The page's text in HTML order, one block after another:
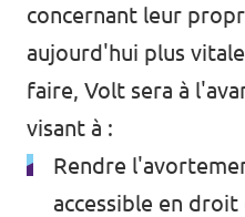
concernant leur
aujourd'hui plus
faire, Volt sera à
visant à :
Rendre
accessible en